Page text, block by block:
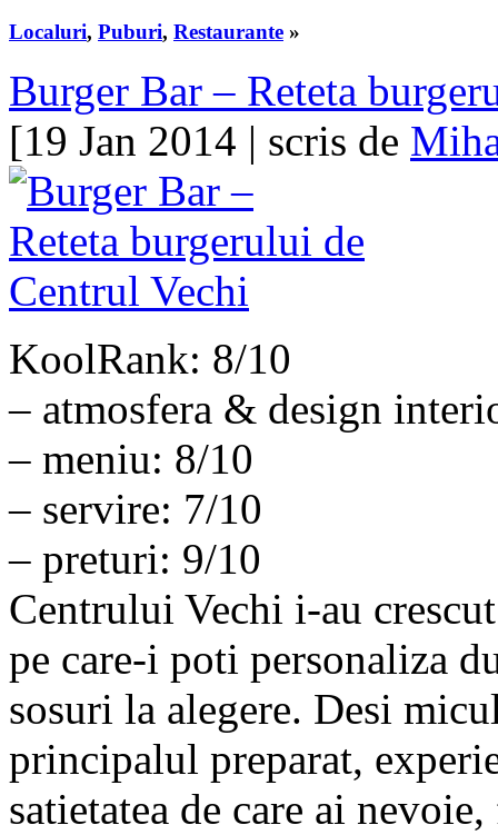
Localuri, Puburi, Restaurante »
Burger Bar – Reteta
[19 Jan 2014 | scris de
KoolRank: 8/10
– atmosfera & design
– meniu: 8/10
– servire: 7/10
– preturi: 9/10
Centrului Vechi i-au
pe care-i poti personaliza
sosuri la alegere. Desi
principalul preparat,
satietatea de care ai